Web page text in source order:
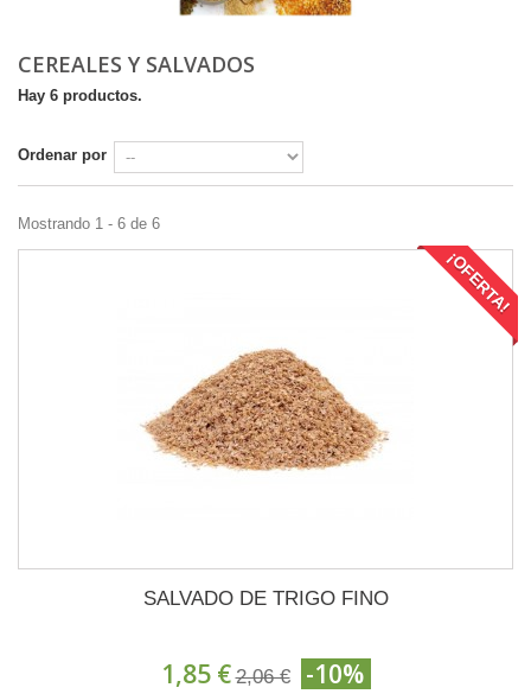
CEREALES Y SALVADOS
Hay 6 productos.
Ordenar por
Mostrando 1 - 6 de 6
¡OFERTA!
SALVADO DE TRIGO FINO
1,85 € 2,06 € -10%